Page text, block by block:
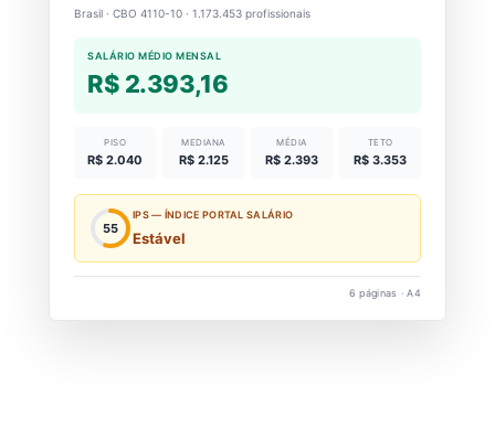
Brasil · CBO 4110-10 · 1.173.453 profissionais
SALÁRIO MÉDIO MENSAL
R$ 2.393,16
PISO
R$ 2.040
MEDIANA
R$ 2.125
MÉDIA
R$ 2.393
TETO
R$ 3.353
55
IPS — ÍNDICE PORTAL SALÁRIO
Estável
6 páginas · A4